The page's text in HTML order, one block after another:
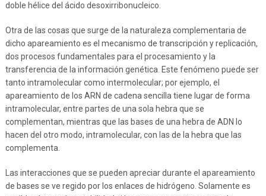
doble hélice del ácido desoxirribonucleico.
Otra de las cosas que surge de la naturaleza complementaria de
dicho apareamiento es el mecanismo de transcripción y replicación,
dos procesos fundamentales para el procesamiento y la
transferencia de la información genética. Este fenómeno puede ser
tanto intramolecular como intermolecular; por ejemplo, el
apareamiento de los ARN de cadena sencilla tiene lugar de forma
intramolecular, entre partes de una sola hebra que se
complementan, mientras que las bases de una hebra de ADN lo
hacen del otro modo, intramolecular, con las de la hebra que las
complementa.
Las interacciones que se pueden apreciar durante el apareamiento
de bases se ve regido por los enlaces de hidrógeno. Solamente es